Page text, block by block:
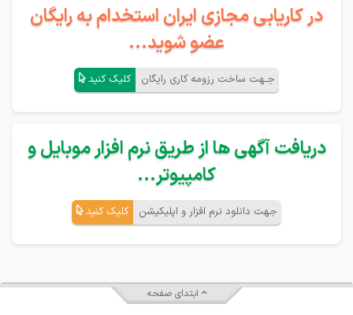
در کاریابی مجازی ایران استخدام به رایگان
عضو شوید...
جـهت ساخت رزومه کاری رایگان کلیک کنید
دریافت آگهی ها از طریق نرم افزار موبایل و
کامپیوتر...
جهت دانلود نرم افزار و اپلیکیشن کلیک کنید
ابتدای صفحه